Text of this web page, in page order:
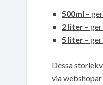
500ml –
2 liter –
5 liter –
Dessa
via